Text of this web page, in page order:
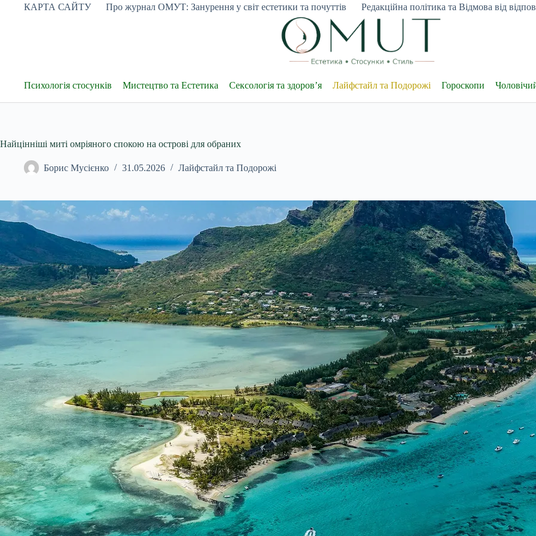
ПерейтиКАРТА САЙТУ Про журнал ОМУТ: Занурення у світ естетики та почуттів Редакційна політика та Відмова від
Психологія стосунків Мистецтво та Естетика Сексологія та здоров’я Лайфстайл та Подорожі Гороскопи
Найцінніші миті омріяного спокою на острові для обраних
Борис Мусієнко 31.05.2026 Лайфстайл та Подорожі